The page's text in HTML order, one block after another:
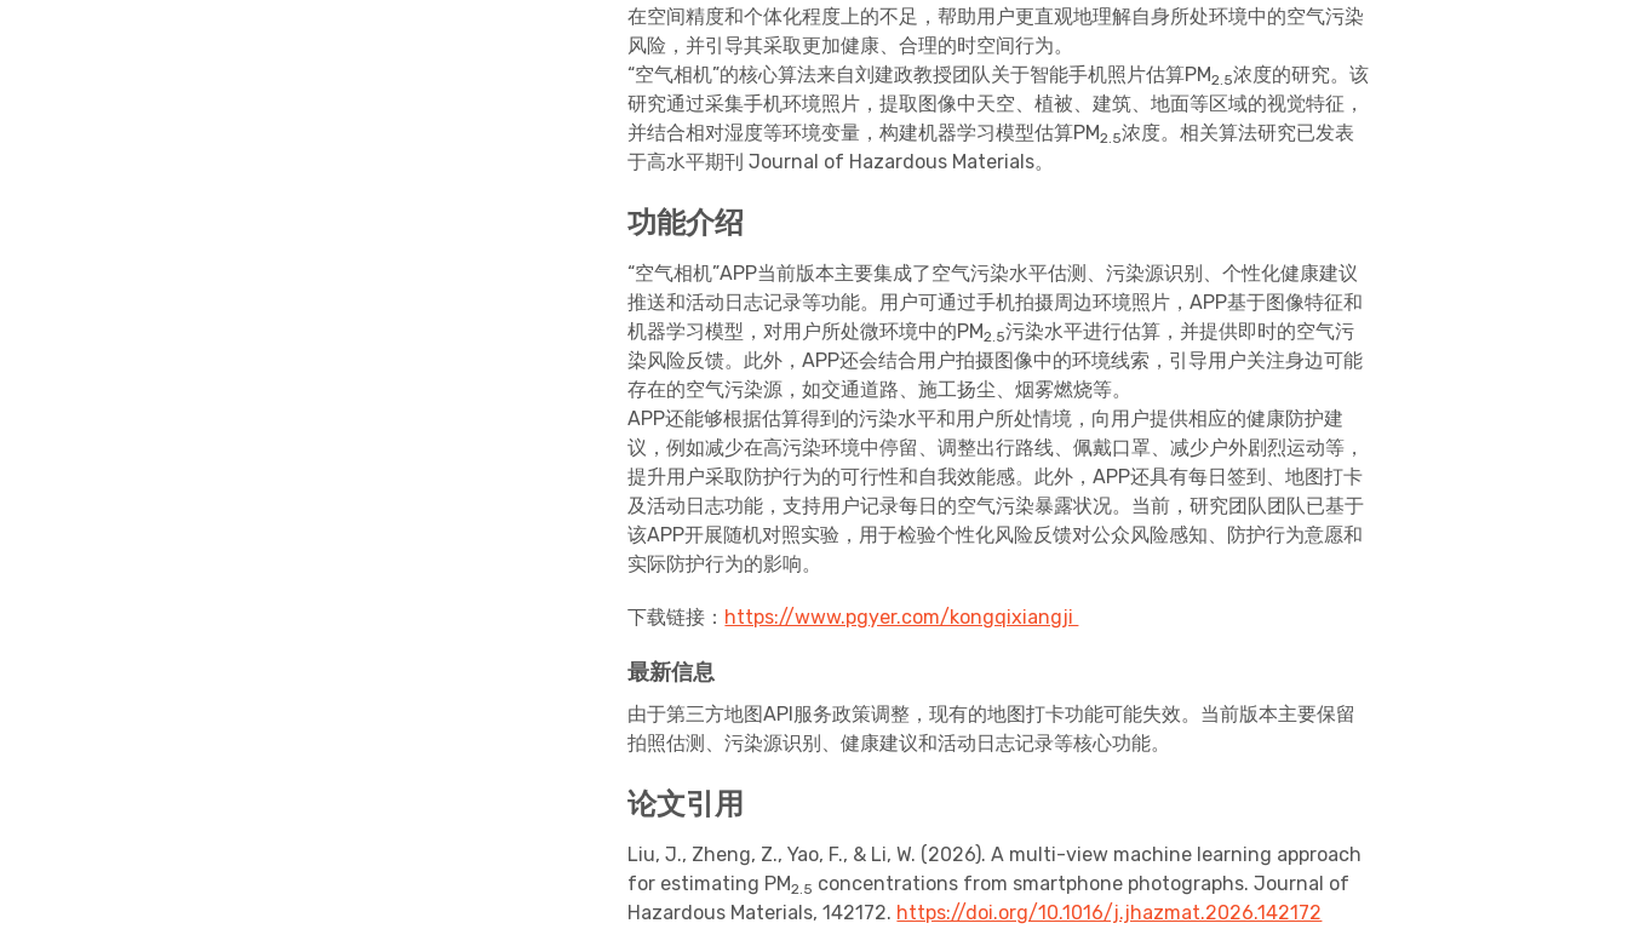
在空间精度和个体化程度上的不足，帮助用户更直观地理解自身所处环境中的空气污染
风险，并引导其采取更加健康、合理的时空间行为。
“空气相机”的核心算法来自刘建政教授团队关于智能手机照片估算PM2.5浓度的研究。该
研究通过采集手机环境照片，提取图像中天空、植被、建筑、地面等区域的视觉特征，
并结合相对湿度等环境变量，构建机器学习模型估算PM2.5浓度。相关算法研究已发表
于高水平期刊 Journal of Hazardous Materials。
功能介绍
“空气相机”APP当前版本主要集成了空气污染水平估测、污染源识别、个性化健康建议
推送和活动日志记录等功能。用户可通过手机拍摄周边环境照片，APP基于图像特征和
机器学习模型，对用户所处微环境中的PM2.5污染水平进行估算，并提供即时的空气污
染风险反馈。此外，APP还会结合用户拍摄图像中的环境线索，引导用户关注身边可能
存在的空气污染源，如交通道路、施工扬尘、烟雾燃烧等。
APP还能够根据估算得到的污染水平和用户所处情境，向用户提供相应的健康防护建
议，例如减少在高污染环境中停留、调整出行路线、佩戴口罩、减少户外剧烈运动等，
提升用户采取防护行为的可行性和自我效能感。此外，APP还具有每日签到、地图打卡
及活动日志功能，支持用户记录每日的空气污染暴露状况。当前，研究团队团队已基于
该APP开展随机对照实验，用于检验个性化风险反馈对公众风险感知、防护行为意愿和
实际防护行为的影响。
下载链接： https://www.pgyer.com/kongqixiangji
最新信息
由于第三方地图API服务政策调整，现有的地图打卡功能可能失效。当前版本主要保留
拍照估测、污染源识别、健康建议和活动日志记录等核心功能。
论文引用
Liu, J., Zheng, Z., Yao, F., & Li, W. (2026). A multi-view machine learning approach
for estimating PM2.5 concentrations from smartphone photographs. Journal of
Hazardous Materials, 142172. https://doi.org/10.1016/j.jhazmat.2026.142172